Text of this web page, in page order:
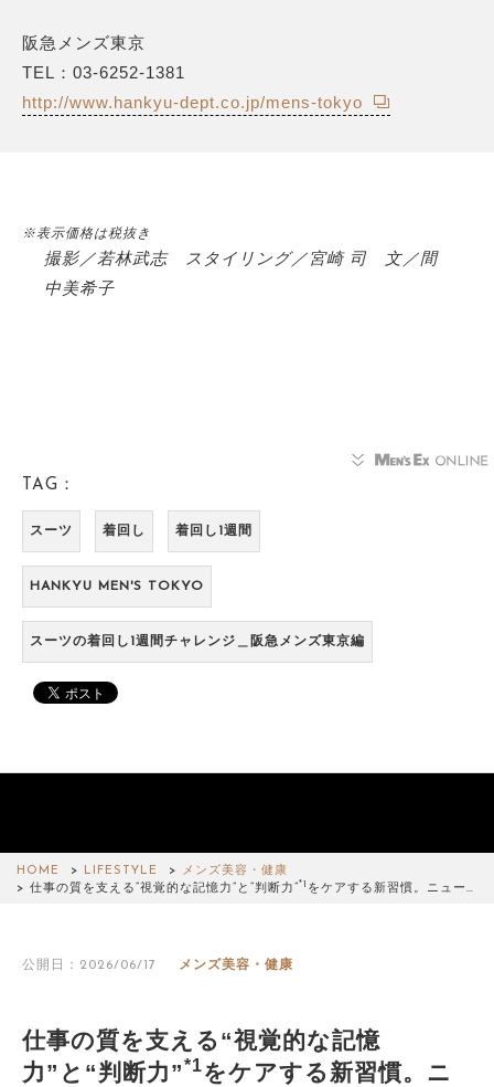
阪急メンズ東京
TEL：03-6252-1381
http://www.hankyu-dept.co.jp/mens-tokyo
※表示価格は税抜き
撮影／若林武志 スタイリング／宮崎 司 文／間
中美希子
TAG：
スーツ 着回し 着回し1週間
HANKYU MEN'S TOKYO
スーツの着回し1週間チャレンジ＿阪急メンズ東京編
HOME LIFESTYLE
メンズ美容・健康
仕事の質を支える“視覚的な記憶力”と“判断力”*1 をケアする新習慣。ニュー…
公開日：2026/06/17 メンズ美容・健康
仕事の質を支える“視覚的な記憶
力”と“判断力”*1をケアする新習慣。ニ